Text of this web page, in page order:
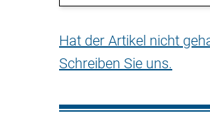
Hat der Artikel nicht
Schreiben Sie uns.